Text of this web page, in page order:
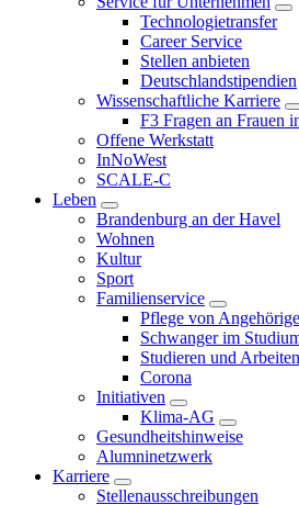
Technologietransfer
Career Service
Stellen anbieten
Deutschlandstipendien
Wissenschaftliche Karriere
F3 Fragen an Frauen
Offene Werkstatt
InNoWest
SCALE-C
Leben
Brandenburg an der Havel
Wohnen
Kultur
Sport
Familienservice
Pflege von
Schwanger im
Studieren und
Corona
Initiativen
Klima-AG
Gesundheitshinweise
Alumninetzwerk
Karriere
Stellenausschreibungen